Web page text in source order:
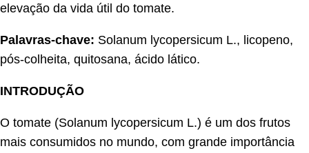
elevação da vida útil do tomate.
Palavras-chave: Solanum lycopersicum L., licopeno,
pós-colheita, quitosana, ácido lático.
INTRODUÇÃO
O tomate (Solanum lycopersicum L.) é um dos frutos
mais consumidos no mundo, com grande importância